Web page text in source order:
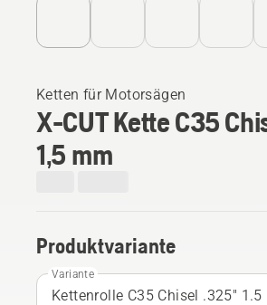
Ketten für Motorsägen
X-CUT Kette C35
1,5 mm
Produktvariante
Variante
Kettenrolle C35 Chisel .325" 1.5